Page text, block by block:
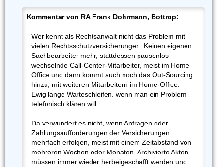
Kommentar von RA Frank Dohrmann, Bottrop:
Wer kennt als Rechtsanwalt nicht das Problem mit
vielen Rechtsschutzversicherungen. Keinen eigenen
Sachbearbeiter mehr, stattdessen pausenlos
wechselnde Call-Center-Mitarbeiter, meist im Home-
Office und dann kommt auch noch das Out-Sourcing
hinzu, mit weiteren Mitarbeitern im Home-Office.
Ewig lange Warteschleifen, wenn man ein Problem
telefonisch klären will.
Da verwundert es nicht, wenn Anfragen oder
Zahlungsaufforderungen der Versicherungen
mehrfach erfolgen, meist mit einem Zeitabstand von
mehreren Wochen oder Monaten. Archivierte Akten
müssen immer wieder herbeigeschafft werden und